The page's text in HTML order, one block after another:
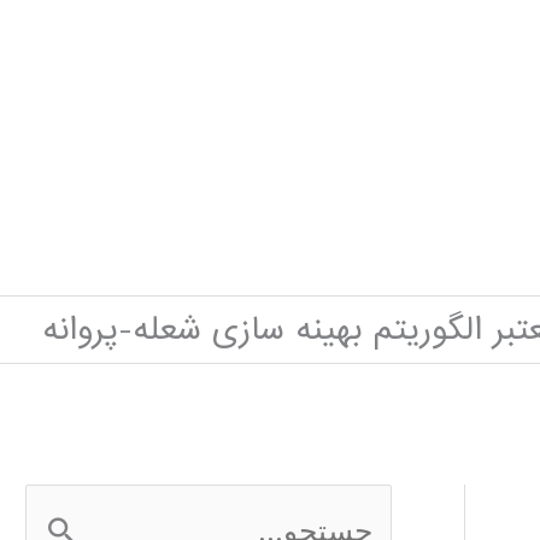
الگوریتم بهینه سازی شعله-پروانه